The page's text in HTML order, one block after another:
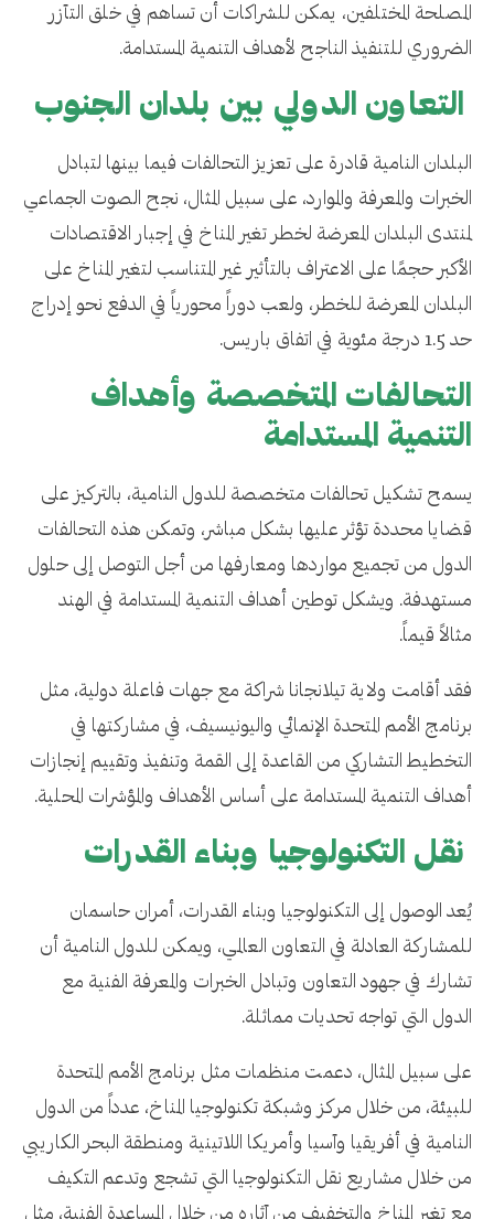
المصلحة المختلفين، يمكن للشراكات أن تساهم في خلق التآزر
الضروري للتنفيذ الناجح لأهداف التنمية المستدامة.
التعاون الدولي بين بلدان الجنوب
البلدان النامية قادرة على تعزيز التحالفات فيما بينها لتبادل
الخبرات والمعرفة والموارد، على سبيل المثال، نجح الصوت الجماعي
لمنتدى البلدان المعرضة لخطر تغير المناخ في إجبار الاقتصادات
الأكبر حجمًا على الاعتراف بالتأثير غير المتناسب لتغير المناخ على
البلدان المعرضة للخطر، ولعب دوراً محورياً في الدفع نحو إدراج
حد 1.5 درجة مئوية في اتفاق باريس.
التحالفات المتخصصة وأهداف
التنمية المستدامة
يسمح تشكيل تحالفات متخصصة للدول النامية، بالتركيز على
قضايا محددة تؤثر عليها بشكل مباشر، وتمكن هذه التحالفات
الدول من تجميع مواردها ومعارفها من أجل التوصل إلى حلول
مستهدفة. ويشكل توطين أهداف التنمية المستدامة في الهند
مثالاً قيماً.
فقد أقامت ولاية تيلانجانا شراكة مع جهات فاعلة دولية، مثل
برنامج الأمم المتحدة الإنمائي واليونيسيف، في مشاركتها في
التخطيط التشاركي من القاعدة إلى القمة وتنفيذ وتقييم إنجازات
أهداف التنمية المستدامة على أساس الأهداف والمؤشرات المحلية.
نقل التكنولوجيا وبناء القدرات
يُعد الوصول إلى التكنولوجيا وبناء القدرات، أمران حاسمان
للمشاركة العادلة في التعاون العالمي، ويمكن للدول النامية أن
تشارك في جهود التعاون وتبادل الخبرات والمعرفة الفنية مع
الدول التي تواجه تحديات مماثلة.
على سبيل المثال، دعمت منظمات مثل برنامج الأمم المتحدة
للبيئة، من خلال مركز وشبكة تكنولوجيا المناخ، عدداً من الدول
النامية في أفريقيا وآسيا وأمريكا اللاتينية ومنطقة البحر الكاريبي
من خلال مشاريع نقل التكنولوجيا التي تشجع وتدعم التكيف
مع تغير المناخ والتخفيف من آثاره من خلال المساعدة الفنية، مثل